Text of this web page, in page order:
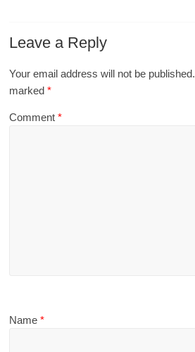
Leave a Reply
Your email address will not be published.
marked*
Comment*
Name*